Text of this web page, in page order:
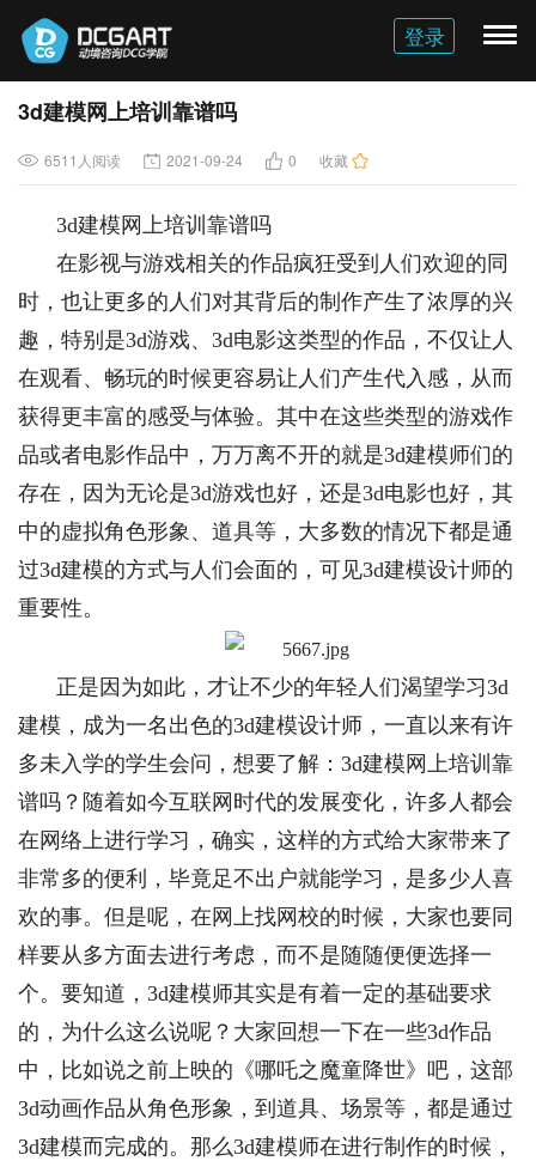
切
登录
3d建模网上培训靠谱吗
6511人阅读 2021-09-24 0 收藏
3d建模网上培训靠谱吗
在影视与游戏相关的作品疯狂受到人们欢迎的同
时，也让更多的人们对其背后的制作产生了浓厚的兴
趣，特别是3d游戏、3d电影这类型的作品，不仅让人
在观看、畅玩的时候更容易让人们产生代入感，从而
获得更丰富的感受与体验。其中在这些类型的游戏作
品或者电影作品中，万万离不开的就是3d建模师们的
存在，因为无论是3d游戏也好，还是3d电影也好，其
中的虚拟角色形象、道具等，大多数的情况下都是通
过3d建模的方式与人们会面的，可见3d建模设计师的
重要性。
正是因为如此，才让不少的年轻人们渴望学习3d
建模，成为一名出色的3d建模设计师，一直以来有许
多未入学的学生会问，想要了解：3d建模网上培训靠
谱吗？随着如今互联网时代的发展变化，许多人都会
在网络上进行学习，确实，这样的方式给大家带来了
非常多的便利，毕竟足不出户就能学习，是多少人喜
欢的事。但是呢，在网上找网校的时候，大家也要同
样要从多方面去进行考虑，而不是随随便便选择一
个。要知道，3d建模师其实是有着一定的基础要求
的，为什么这么说呢？大家回想一下在一些3d作品
中，比如说之前上映的《哪吒之魔童降世》吧，这部
3d动画作品从角色形象，到道具、场景等，都是通过
3d建模而完成的。那么3d建模师在进行制作的时候，